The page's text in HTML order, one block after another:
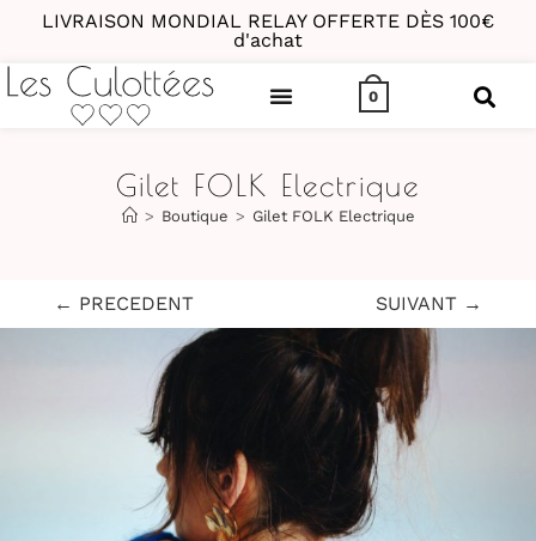
LIVRAISON MONDIAL RELAY OFFERTE DÈS 100€
d'achat
0
Gilet FOLK Electrique
> Boutique > Gilet FOLK Electrique
← PRECEDENT SUIVANT →